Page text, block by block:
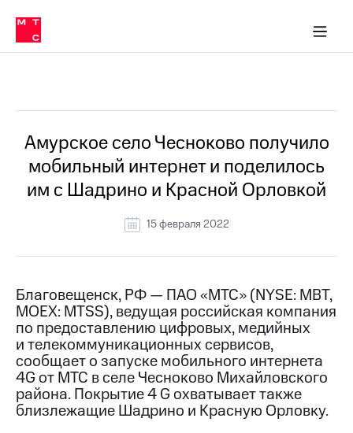
Медиа-центр
и акционерам
Устойчивое развитие
Комплаенс и деловая этика
компании
Карьера
История
компании
Руководство
информация
Контакты
Медиа-центр
Пресс-
релизы
МТС
о технологиях
Достижения
в МТС
Пресс-
релизы
МТС
о технологиях
Амурское село Чесноково получило
мобильный интернет и поделилось
им с Шадрино и Красной Орловкой
15 февраля 2022
Благовещенск, РФ — ПАО «МТС» (NYSE: MBT,
MOEX: MTSS), ведущая российская компания
по предоставлению цифровых, медийных
и телекоммуникационных сервисов,
сообщает о запуске мобильного интернета
4G от МТС в селе Чесноково Михайловского
района. Покрытие 4 G охватывает также
близлежащие Шадрино и Красную Орловку.